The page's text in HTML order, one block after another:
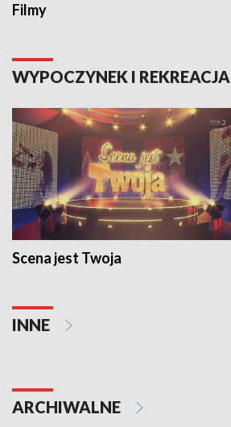
Filmy
WYPOCZYNEK I REKREACJA
Scena jest Twoja
INNE
ARCHIWALNE